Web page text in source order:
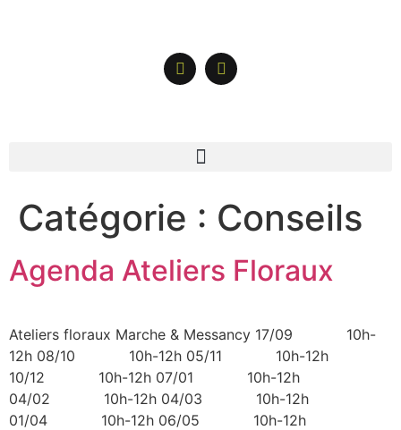
Catégorie : Conseils
Agenda Ateliers Floraux
Ateliers floraux Marche & Messancy 17/09 10h-
12h 08/10 10h-12h 05/11 10h-12h
10/12 10h-12h 07/01 10h-12h
04/02 10h-12h 04/03 10h-12h
01/04 10h-12h 06/05 10h-12h